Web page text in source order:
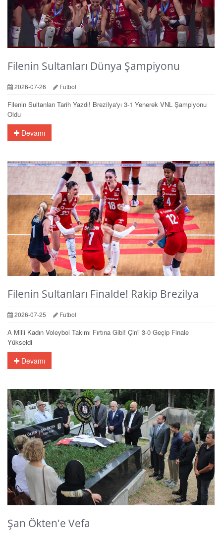
Filenin Sultanları Dünya Şampiyonu
2026-07-26 Futbol
Filenin Sultanları Tarih Yazdı! Brezilya'yı 3-1 Yenerek VNL Şampiyonu
Oldu
Devamı
Filenin Sultanları Finalde! Rakip Brezilya
2026-07-25 Futbol
A Milli Kadın Voleybol Takımı Fırtına Gibi! Çin'i 3-0 Geçip Finale
Yükseldi
Devamı
Şan Ökten'e Vefa